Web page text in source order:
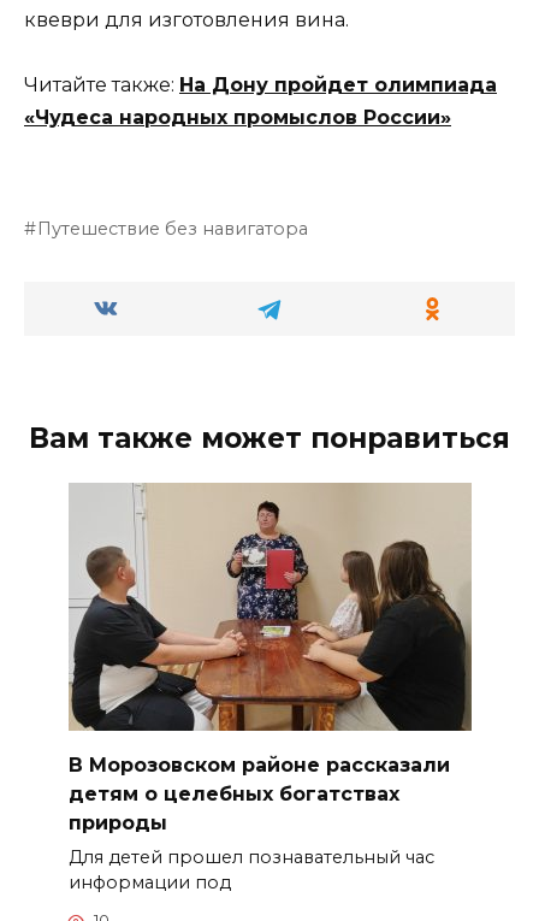
квеври для изготовления вина.
Читайте также: На Дону пройдет олимпиада
«Чудеса народных промыслов России»
Путешествие без навигатора
Вам также может понравиться
В Морозовском районе рассказали
детям о целебных богатствах
природы
Для детей прошел познавательный час
информации под